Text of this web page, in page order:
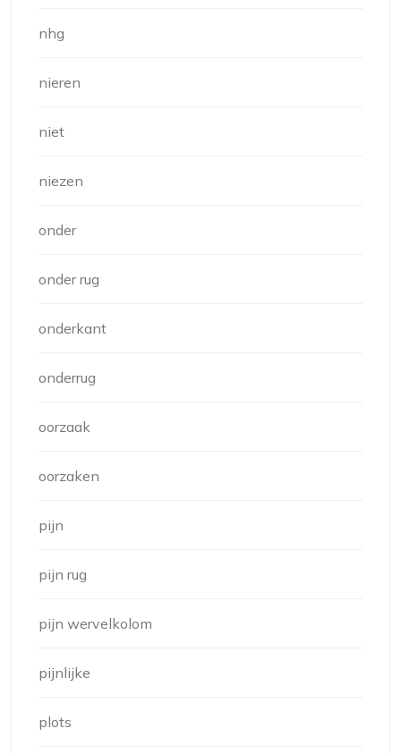
nhg
nieren
niet
niezen
onder
onder rug
onderkant
onderrug
oorzaak
oorzaken
pijn
pijn rug
pijn wervelkolom
pijnlijke
plots